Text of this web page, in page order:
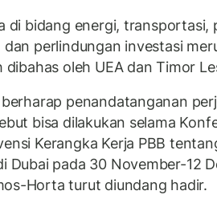
di bidang energi, transportasi,
dan perlindungan investasi
dibahas oleh UEA dan Timor
penandatanganan
bisa dilakukan selama
Kerangka Kerja PBB
Dubai pada 30 November-12
Horta turut diundang hadir.